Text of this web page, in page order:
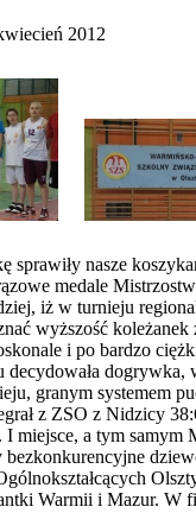
2012
sprawiły nasze
medale
iż w turnieju
wyższość koleżanek
i po bardzo
decydowała dogrywka,
granym systemem
z ZSO z Nidzicy
I miejsce, a tym samym
bezkonkurencyjne
Warmii i Mazur. W